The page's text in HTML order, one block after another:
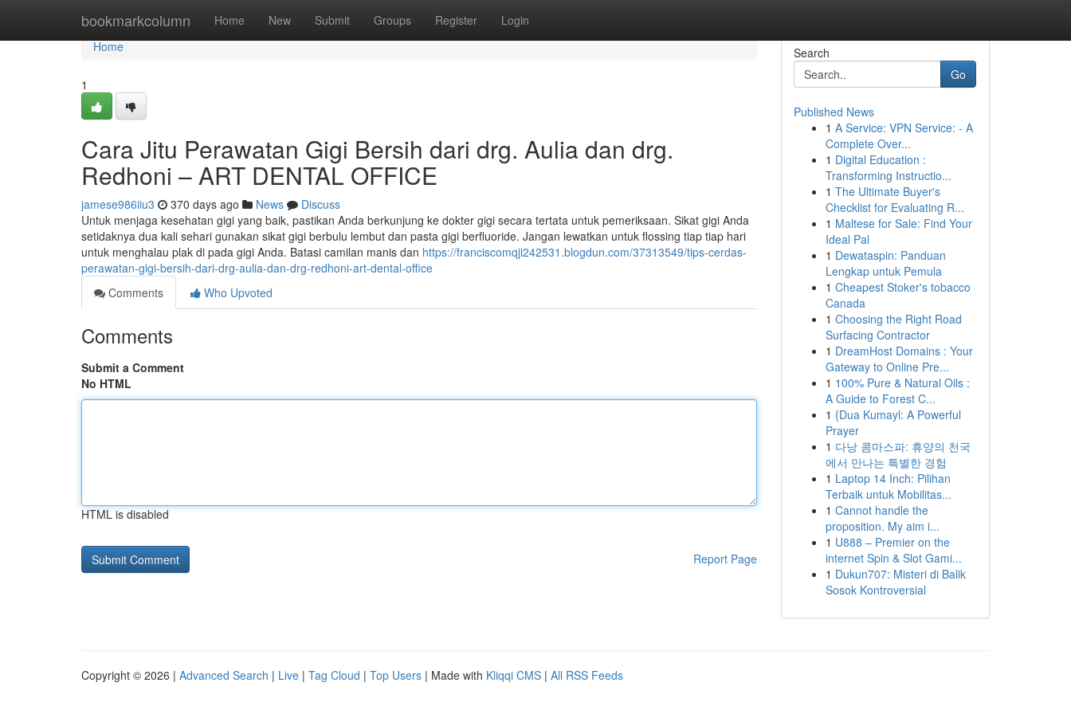
bookmarkcolumn Home New Submit Groups Register Login
Home
Home
1
Cara Jitu Perawatan Gigi Bersih dari drg. Aulia dan drg.
Redhoni – ART DENTAL OFFICE
jamese986iiu3 370 days ago News
Discuss
Untuk menjaga kesehatan gigi yang baik, pastikan Anda berkunjung ke dokter gigi secara tertata untuk pemeriksaan. Sikat gigi Anda
setidaknya dua kali sehari gunakan sikat gigi berbulu lembut dan pasta gigi berfluoride. Jangan lewatkan untuk flossing tiap tiap hari
untuk menghalau plak di pada gigi Anda. Batasi camilan manis dan https://franciscomqji242531.blogdun.com/37313549/tips-cerdas-
perawatan-gigi-bersih-dari-drg-aulia-dan-drg-redhoni-art-dental-office
Comments
Who Upvoted
Comments
Submit a Comment
No HTML
HTML is disabled
Report Page
Search
Go
Published News
1 A Service: VPN Service: - A
Complete Over...
1 Digital Education :
Transforming Instructio...
1 The Ultimate Buyer's
Checklist for Evaluating R...
1 Maltese for Sale: Find Your
Ideal Pal
1 Dewataspin: Panduan
Lengkap untuk Pemula
1 Cheapest Stoker's tobacco
Canada
1 Choosing the Right Road
Surfacing Contractor
1 DreamHost Domains : Your
Gateway to Online Pre...
1 100% Pure & Natural Oils :
A Guide to Forest C...
1 {Dua Kumayl: A Powerful
Prayer
1 다낭 콤마스파: 휴양의 천국
에서 만나는 특별한 경험
1 Laptop 14 Inch: Pilihan
Terbaik untuk Mobilitas...
1 Cannot handle the
proposition. My aim i...
1 U888 – Premier on the
internet Spin & Slot Gami...
1 Dukun707: Misteri di Balik
Sosok Kontroversial
Copyright © 2026 | Advanced Search | Live | Tag Cloud | Top Users | Made with Kliqqi CMS | All RSS Feeds